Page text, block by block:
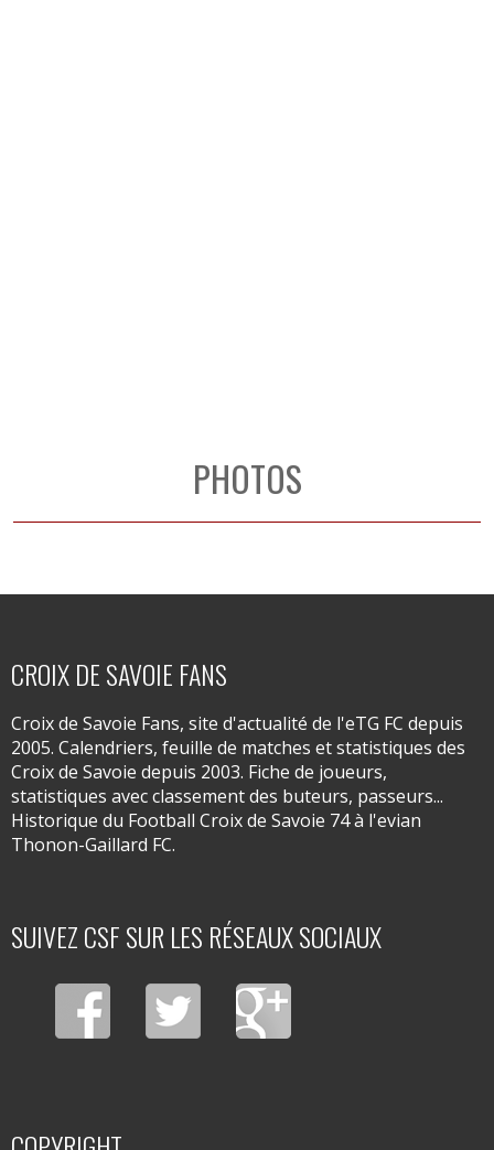
PHOTOS
CROIX DE SAVOIE FANS
Croix de Savoie Fans, site d'actualité de l'eTG FC depuis
2005. Calendriers, feuille de matches et statistiques des
Croix de Savoie depuis 2003. Fiche de joueurs,
statistiques avec classement des buteurs, passeurs...
Historique du Football Croix de Savoie 74 à l'evian
Thonon-Gaillard FC.
SUIVEZ CSF SUR LES RÉSEAUX SOCIAUX